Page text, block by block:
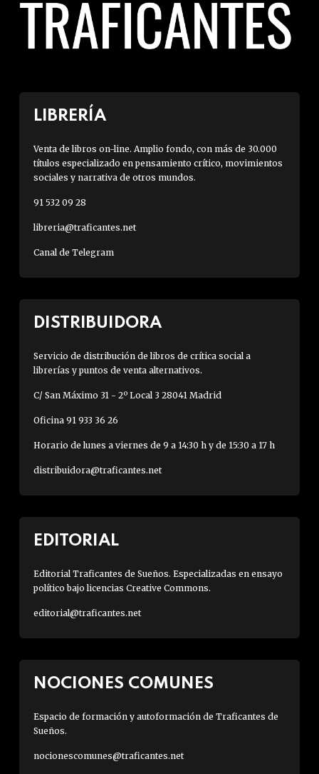
LIBRERÍA
Venta de libros on-line. Amplio fondo, con más de 30.000
títulos especializado en pensamiento crítico, movimientos
sociales y narrativa de otros mundos.
91 532 09 28
libreria@traficantes.net
Canal de Telegram
DISTRIBUIDORA
Servicio de distribución de libros de crítica social a
librerías y puntos de venta alternativos.
C/ San Máximo 31 - 2º Local 3 28041 Madrid
Oficina 91 933 36 26
Horario de lunes a viernes de 9 a 14:30 h y de 15:30 a 17 h
distribuidora@traficantes.net
EDITORIAL
Editorial Traficantes de Sueños. Especializadas en ensayo
político bajo licencias Creative Commons.
editorial@traficantes.net
NOCIONES COMUNES
Espacio de formación y autoformación de Traficantes de
Sueños.
nocionescomunes@traficantes.net